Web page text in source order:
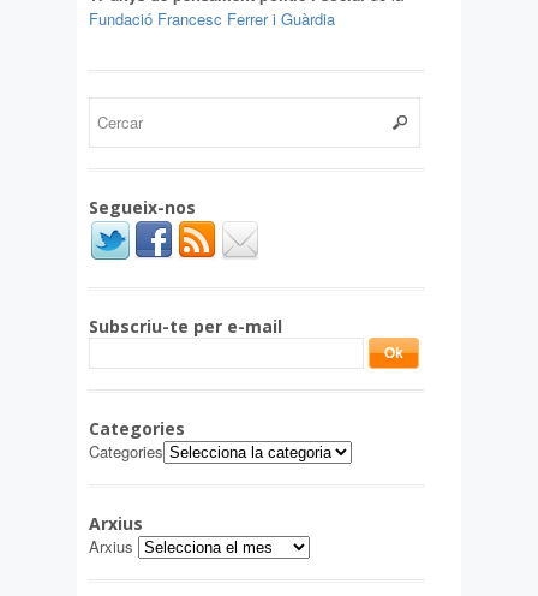
Fundació Francesc Ferrer i Guàrdia
Segueix-nos
Subscriu-te per e-mail
Categories
Categories
Arxius
Arxius